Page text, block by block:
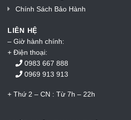
Chính Sách Bảo Hành
LIÊN HỆ
– Giờ hành chính:
+ Điện thoại:
0983 667 888
0969 913 913
+ Thứ 2 – CN : Từ 7h – 22h